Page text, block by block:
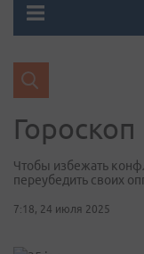
Чтобы избежать
переубедить своих
7:18, 24 июля 2025